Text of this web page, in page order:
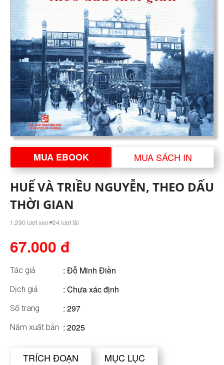
MUA EBOOK MUA SÁCH IN
HUẾ VÀ TRIỀU NGUYỄN, THEO DẤU
THỜI GIAN
1,290 lượt xem 24 lượt tải
67.000 đ
Tác giả : Đỗ Minh Điền
Dịch giả : Chưa xác định
Số trang : 297
Năm xuất bản : 2025
TRÍCH ĐOẠN MỤC LỤC